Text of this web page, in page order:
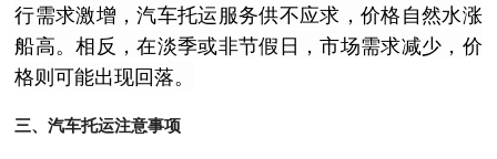
行需求激增，汽车托运服务供不应求，价格自然水涨
船高。相反，在淡季或非节假日，市场需求减少，价
格则可能出现回落。
三、汽车托运注意事项